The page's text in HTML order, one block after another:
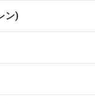
ン)